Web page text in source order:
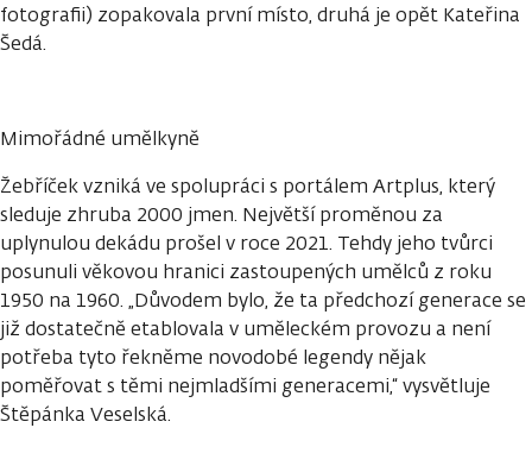
fotografii) zopakovala první místo, druhá je opět Kateřina
Šedá.
Mimořádné umělkyně
Žebříček vzniká ve spolupráci s portálem Artplus, který
sleduje zhruba 2000 jmen. Největší proměnou za
uplynulou dekádu prošel v roce 2021. Tehdy jeho tvůrci
posunuli věkovou hranici zastoupených umělců z roku
1950 na 1960. „Důvodem bylo, že ta předchozí generace se
již dostatečně etablovala v uměleckém provozu a není
potřeba tyto řekněme novodobé legendy nějak
poměřovat s těmi nejmladšími generacemi,“ vysvětluje
Štěpánka Veselská.